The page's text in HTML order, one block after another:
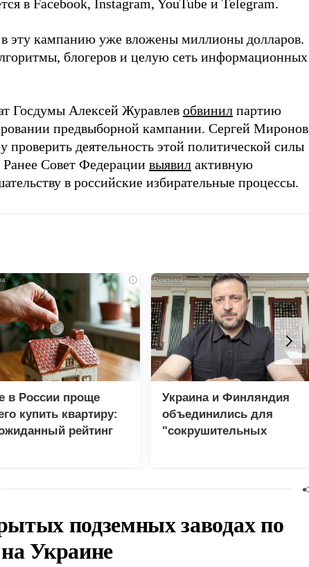
в Facebook, Instagram, YouTube и Telegram.
эту кампанию уже вложены миллионы долларов.
блогеров и целую сеть информационных
Госдумы Алексей Журавлев обвинил партию
предвыборной кампании. Сергей Миронов
деятельность этой политической силы
Совет Федерации выявил активную
в российские избирательные процессы.
i
в России проще
купить квартиру:
рейтинг
Украина и Финляндия
объединились для
"сокрушительных
подземных заводах по
Украине